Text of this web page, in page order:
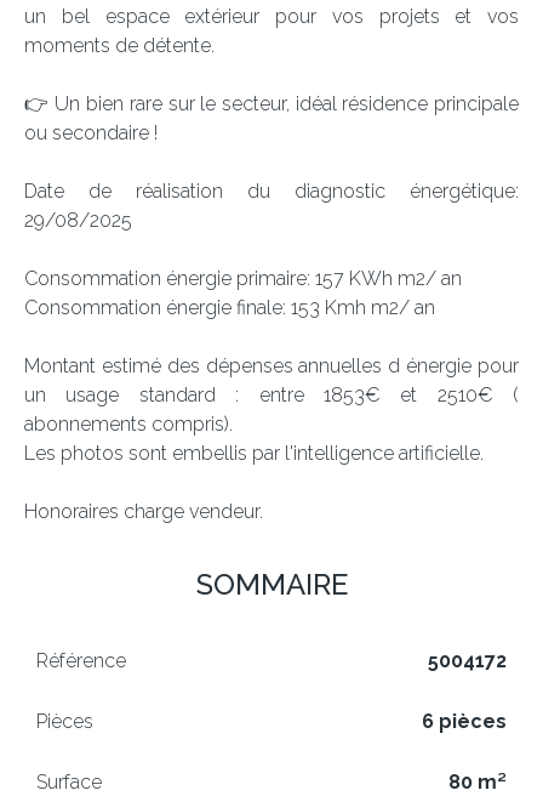
un bel espace extérieur pour vos projets et vos
moments de détente.
👉 Un bien rare sur le secteur, idéal résidence principale
ou secondaire !
Date de réalisation du diagnostic énergétique:
29/08/2025
Consommation énergie primaire: 157 KWh m2/ an
Consommation énergie finale: 153 Kmh m2/ an
Montant estimé des dépenses annuelles d énergie pour
un usage standard : entre 1853€ et 2510€ (
abonnements compris).
Les photos sont embellis par l'intelligence artificielle.
Honoraires charge vendeur.
SOMMAIRE
Référence 5004172
Pièces 6 pièces
Surface 80 m²